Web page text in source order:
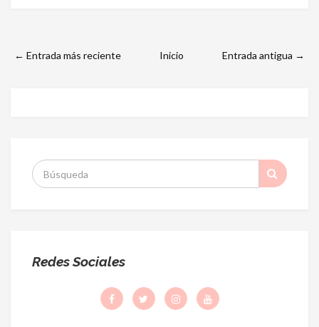
← Entrada más reciente Entrada antigua →
Inicio
S
:
Redes Sociales